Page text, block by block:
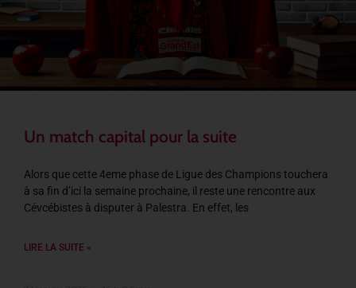
Un match capital pour la suite
Alors que cette 4eme phase de Ligue des Champions touchera
à sa fin d’ici la semaine prochaine, il reste une rencontre aux
Cévcébistes à disputer à Palestra. En effet, les
LIRE LA SUITE »